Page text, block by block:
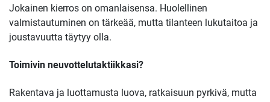
Jokainen kierros on omanlaisensa. Huolellinen
valmistautuminen on tärkeää, mutta tilanteen lukutaitoa ja
joustavuutta täytyy olla.
Toimivin neuvottelutaktiikkasi?
Rakentava ja luottamusta luova, ratkaisuun pyrkivä, mutta